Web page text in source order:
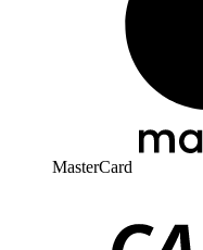
MasterCard